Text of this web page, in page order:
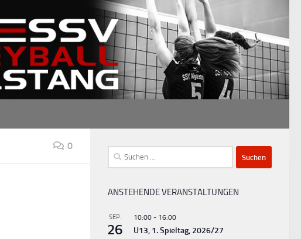
0
Suchen
nach:
ANSTEHENDE VERANSTALTUNGEN
SEP.
26
10:00 - 16:00
U13, 1. Spieltag, 2026/27